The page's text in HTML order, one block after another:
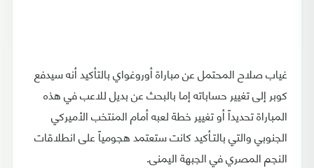
غياب صلاح المحتمل عن مباراة أوروغواي بالتأكيد أنه سيدفع
كوبر إلى تغيير حساباته إما بالبحث عن بديل للاعب في هذه
المباراة تحديداً أو تغيير خطة لعبه أمام المنتخب الأميركي
الجنوبي والتي بالتـأكيد كانت ستعتمد هجومياً على انطلاقات
النجم المصري في الجبهة اليمنى.